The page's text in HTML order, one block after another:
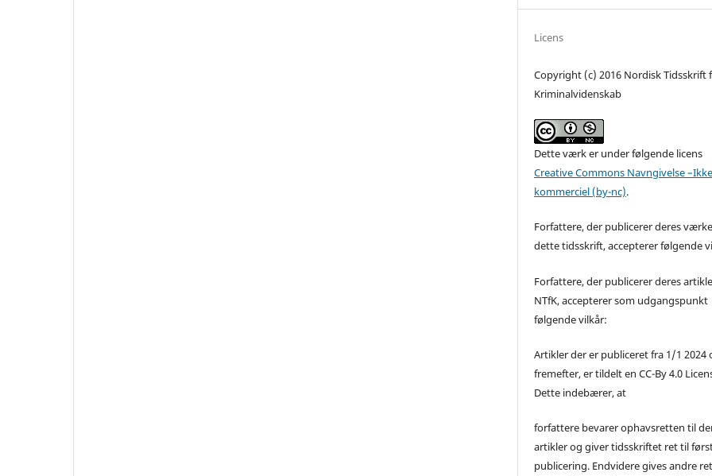
Licens
Copyright (c) 2016 Nordisk Tidsskrift
Kriminalvidenskab
Dette værk er under følgende licens
Creative Commons Navngivelse
kommerciel (by-nc).
Forfattere, der publicerer deres
dette tidsskrift, accepterer følgende
Forfattere, der publicerer deres
NTfK, accepterer som udgangspunkt
følgende vilkår:
Artikler der er publiceret fra 1/1 2024
fremefter, er tildelt en CC-By 4.0
Dette indebærer, at
forfattere bevarer ophavsretten til
artikler og giver tidsskriftet ret til
publicering. Endvidere gives andre